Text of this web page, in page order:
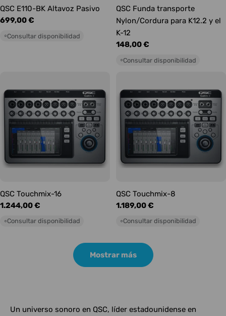
QSC E110-BK Altavoz Pasivo
Precio
699,00 €
○Consultar disponibilidad
QSC Funda transporte
Nylon/Cordura para K12.2 y el
K-12
Precio
148,00 €
○Consultar disponibilidad
QSC Touchmix-16
Precio
habitual
1.244,00 €
○Consultar disponibilidad
QSC Touchmix-8
Precio
habitual
1.189,00 €
○Consultar disponibilidad
Mostrar más
Un universo sonoro en QSC, líder estadounidense en